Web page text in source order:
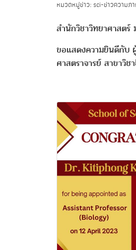
หมวดหมู่ข่าว: sci-ข่าวความภ
สำนักวิชาวิทยาศาสตร์
ขอแสดงความยินดีกับ
ศาสตราจารย์ สาขาวิ